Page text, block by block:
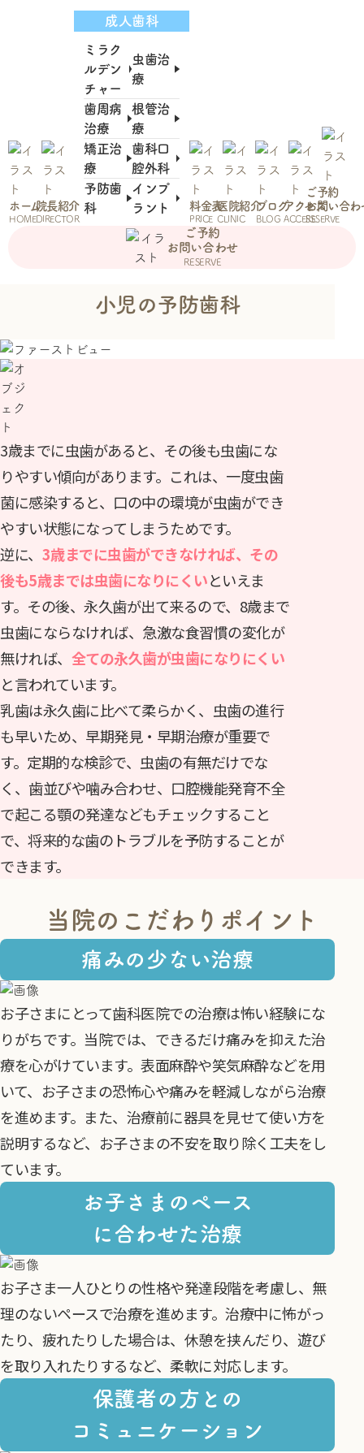
ホーム
HOME
院長紹介
DIRECTOR
成人歯科
ミラク
ルデン
チャー
虫歯治
療
歯周病
治療
根管治
療
矯正治
療
歯科口
腔外科
予防歯
科
インプ
ラント
料金表
PRICE
医院紹介
CLINIC
ブログ
BLOG
アクセス
ACCESS
ご予約
お問い合わ
RESERVE
ご予約
お問い合わせ
RESERVE
小児の予防歯科
3歳までに虫歯があると、その後も虫歯にな
りやすい傾向があります。これは、一度虫歯
菌に感染すると、口の中の環境が虫歯ができ
やすい状態になってしまうためです。
逆に、 3歳までに虫歯ができなければ、その
後も5歳までは虫歯になりにくいといえま
す。その後、永久歯が出て来るので、8歳まで
虫歯にならなければ、急激な食習慣の変化が
無ければ、 全ての永久歯が虫歯になりにくい
と言われています。
乳歯は永久歯に比べて柔らかく、虫歯の進行
も早いため、早期発見・早期治療が重要で
す。定期的な検診で、虫歯の有無だけでな
く、歯並びや噛み合わせ、口腔機能発育不全
で起こる顎の発達などもチェックすること
で、将来的な歯のトラブルを予防することが
できます。
当院のこだわりポイント
痛みの少ない治療
お子さまにとって歯科医院での治療は怖い経験にな
りがちです。当院では、できるだけ痛みを抑えた治
療を心がけています。表面麻酔や笑気麻酔などを用
いて、お子さまの恐怖心や痛みを軽減しながら治療
を進めます。また、治療前に器具を見せて使い方を
説明するなど、お子さまの不安を取り除く工夫をし
ています。
お子さまのペース
に合わせた治療
お子さま一人ひとりの性格や発達段階を考慮し、無
理のないペースで治療を進めます。治療中に怖がっ
たり、疲れたりした場合は、休憩を挟んだり、遊び
を取り入れたりするなど、柔軟に対応します。
保護者の方との
コミュニケーション